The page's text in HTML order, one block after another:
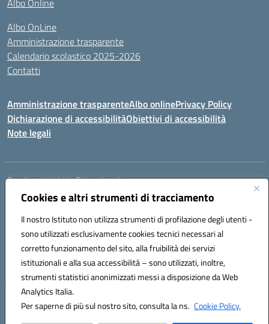
Cookies e altri strumenti di tracciamento
Il nostro Istituto non utilizza strumenti di profilazione degli utenti -
sono utilizzati esclusivamente cookies tecnici necessari al
corretto funzionamento del sito, alla fruibilità dei servizi
istituzionali e alla sua accessibilità – sono utilizzati, inoltre,
strumenti statistici anonimizzati messi a disposizione da Web
Analytics Italia.
Per saperne di più sul nostro sito, consulta la ns. Cookie Policy.
Albo Online
Albo OnLine
Amministrazione trasparente
Calendario scolastico 2025-2026
Contatti
Amministrazione trasparenteAlbo onlinePrivacy Policy
Dichiarazione di accessibilitàObiettivi di accessibilità
Note legali
Email:rmis12800r@istruzione.it
Via E.Q. Visconti, 13 00193 ROMA (RM)
Telefono: 06121124725 Fax: 063216207
Codice univoco ufficio: UFSRLT
Codice meccanografico: RMIS12800R
Codice fiscale: 80210770584
Hosting & Powered by 3D Solution S.r.l.
Concept & Design by Designers Italia